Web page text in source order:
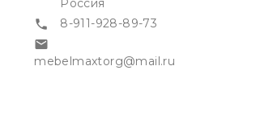
Россия

8-911-928-89-73

mebelmaxtorg@mail.ru